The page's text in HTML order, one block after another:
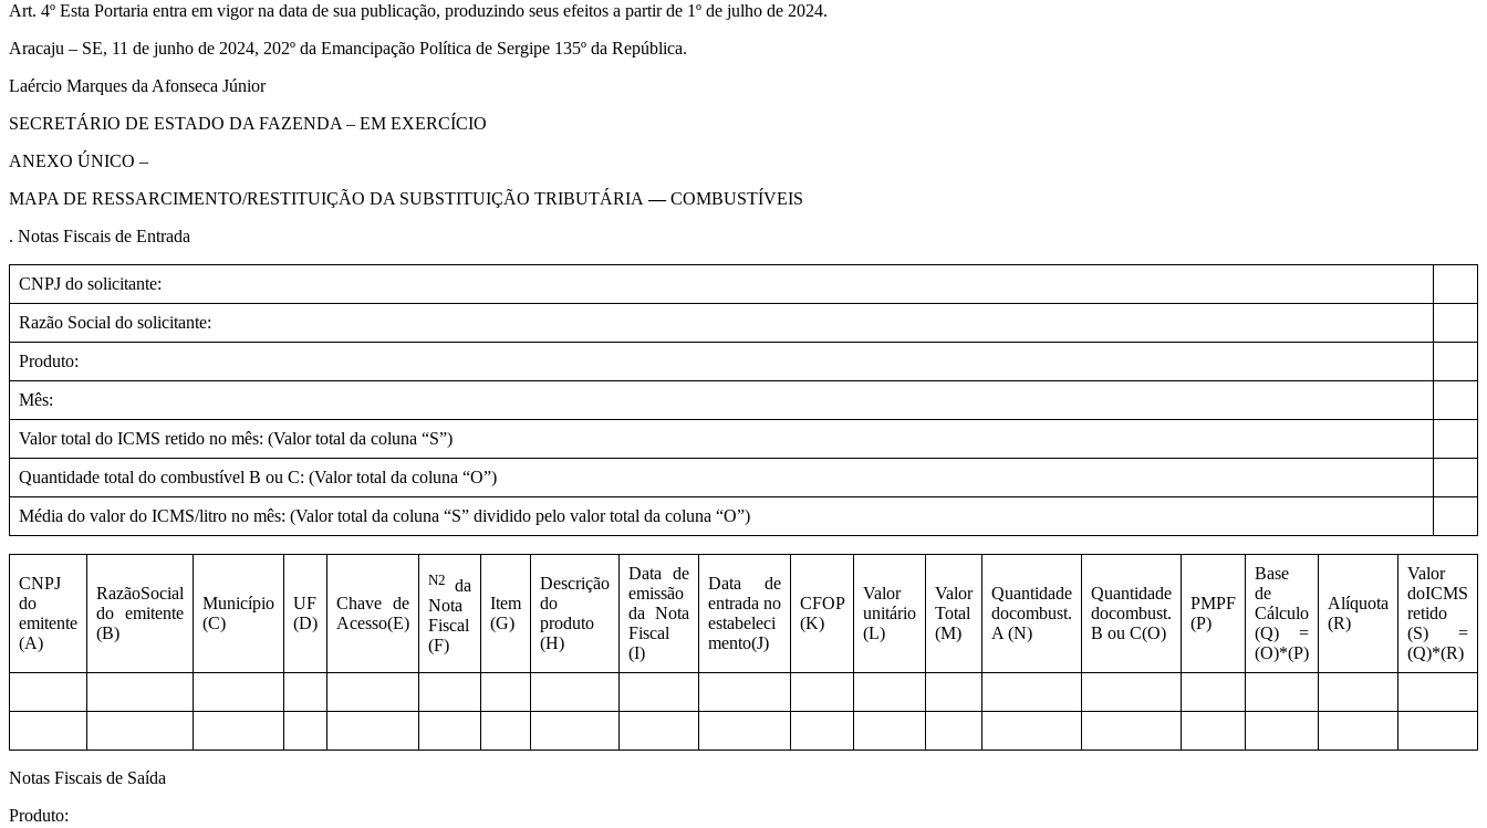
Art. 4º Esta Portaria entra em vigor na data de sua publicação, produzindo seus efeitos a partir de 1º de julho de 2024.
Aracaju – SE, 11 de junho de 2024, 202º da Emancipação Política de Sergipe 135º da República.
Laércio Marques da Afonseca Júnior
SECRETÁRIO DE ESTADO DA FAZENDA – EM EXERCÍCIO
ANEXO ÚNICO –
MAPA DE RESSARCIMENTO/RESTITUIÇÃO DA SUBSTITUIÇÃO TRIBUTÁRIA—COMBUSTÍVEIS
. Notas Fiscais de Entrada
CNPJ do solicitante:
Razão Social do solicitante:
Produto:
Mês:
Valor total do ICMS retido no mês: (Valor total da coluna “S”)
Quantidade total do combustível B ou C: (Valor total da coluna “O”)
Média do valor do ICMS/litro no mês: (Valor total da coluna “S” dividido pelo valor total da coluna “O”)
CNPJ
do
emitente
(A)
RazãoSocial
do emitente
(B)
Município
(C)
UF
(D)
Chave de
Acesso(E)
N2 da
Nota
Fiscal
(F)
Item
(G)
Descrição
do
produto
(H)
Data de
emissão
da Nota
Fiscal
(I)
Data de
entrada no
estabeleci
mento(J)
CFOP
(K)
Valor
unitário
(L)
Valor
Total
(M)
Quantidade
docombust.
A (N)
Quantidade
docombust.
B ou C(O)
PMPF
(P)
Base
de
Cálculo
(Q) =
(O)*(P)
Alíquota
(R)
Valor
doICMS
retido
(S) =
(Q)*(R)
Notas Fiscais de Saída
Produto: